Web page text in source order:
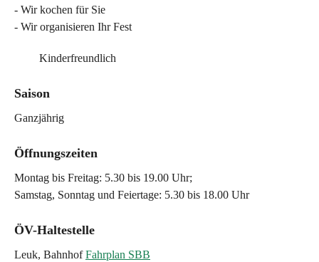
- Wir kochen für Sie
- Wir organisieren Ihr Fest
Kinderfreundlich
Saison
Ganzjährig
Öffnungszeiten
Montag bis Freitag: 5.30 bis 19.00 Uhr;
Samstag, Sonntag und Feiertage: 5.30 bis 18.00 Uhr
ÖV-Haltestelle
Leuk, BahnhofFahrplan SBB